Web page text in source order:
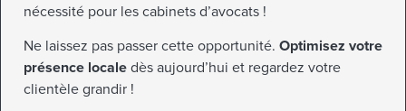
nécessité pour les cabinets d’avocats !
Ne laissez pas passer cette opportunité. Optimisez votre
présence locale dès aujourd’hui et regardez votre
clientèle grandir !